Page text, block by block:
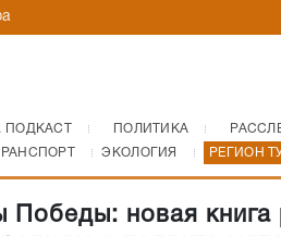
ПОДКАСТ ПОЛИТИКА
ЭКОЛОГИЯ РЕГИОН
Победы: новая книга